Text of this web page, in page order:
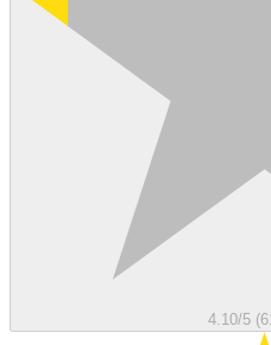
4.10/5